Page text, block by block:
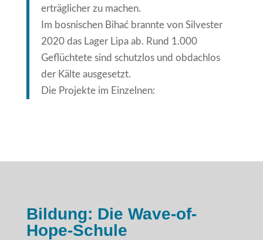
erträglicher zu machen.
Im bosnischen Bihać brannte von Silvester
2020 das Lager Lipa ab. Rund 1.000
Geflüchtete sind schutzlos und obdachlos
der Kälte ausgesetzt.
Die Projekte im Einzelnen:
Bildung: Die Wave-of-
Hope-Schule